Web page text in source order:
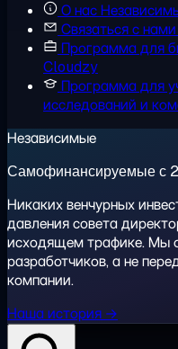
О нас
Связаться с нами
Программа для
Cloudzy
Программа для
исследований и
Независимые
Самофинансируемые с
Никаких венчурных
давления совета
исходящем трафике. Мы
разработчиков, а не
компании.
Наша история →